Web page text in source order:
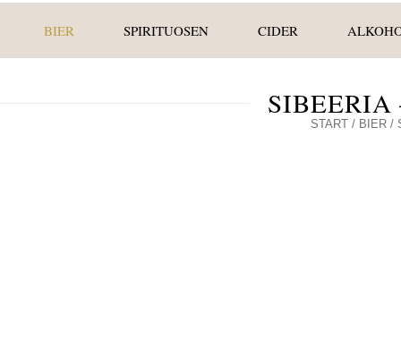
BIER SPIRITUOSEN CIDER
START/ BIER/